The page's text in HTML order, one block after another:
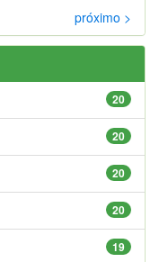
próximo >
20
20
20
20
19